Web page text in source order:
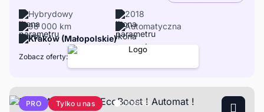
Hybrydowy
2018
98 000 km
Automatyczna
Kraków (Małopolskie)
Zobacz oferty:
PRO Tylko u nas